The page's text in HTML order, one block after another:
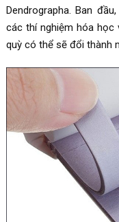
Dendrographa. Ban
các thí nghiệm hóa học
quỳ có thể sẽ đổi thành